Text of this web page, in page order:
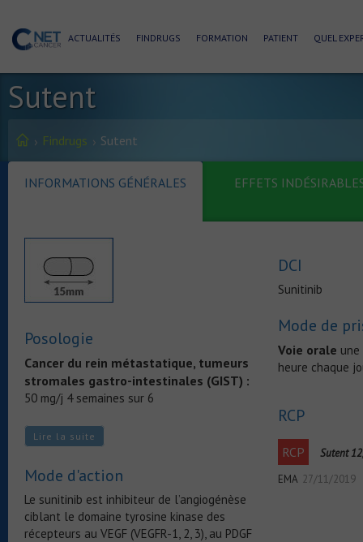
ACTUALITÉS FINDRUGS FORMATION PATIENT QUEL
Sutent
Findrugs Sutent
INFORMATIONS GÉNÉRALES EFFETS
Posologie
Cancer du rein métastatique, tumeurs
stromales gastro-intestinales (GIST) :
50 mg/j 4 semaines sur 6
Tumeurs neuro-endocrines du pancréas
:37.5 mg/j en continu
Lire la suite
Mode d'action
Le sunitinib est inhibiteur de l’angiogénèse
ciblant le domaine tyrosine kinase des
récepteurs au VEGF (VEGFR-1, 2, 3), au PDGF
DCI
Sunitinib
Mode de
Voie orale
heure chaque
RCP
RCP
Sutent
EMA 27/11/2019